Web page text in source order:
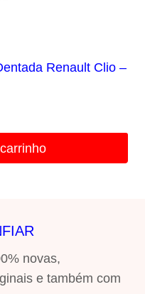
Renault Clio –
novas,
e também com